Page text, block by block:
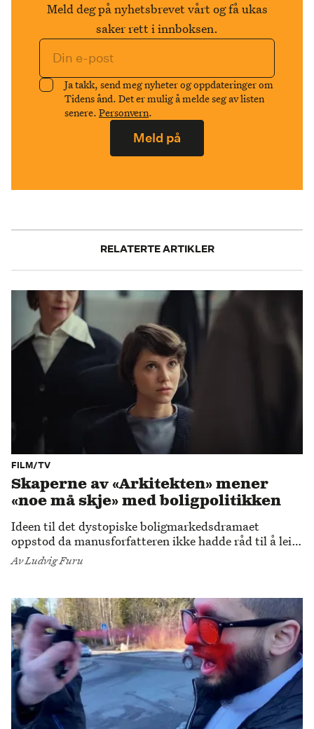
Meld deg på nyhetsbrevet vårt og få ukas
saker rett i innboksen.
Ja takk, send meg nyheter og oppdateringer om
Tidens ånd. Det er mulig å melde seg av listen
senere. Personvern.
Meld på
RELATERTE ARTIKLER
FILM/TV
Skaperne av «Arkitekten» mener
«noe må skje» med boligpolitikken
Ideen til det dystopiske boligmarkedsdramaet
oppstod da manusforfatteren ikke hadde råd til å leie
annet enn en parkeringsplass. Det førte til en
kontrakt med Viaplay, og en utmerkelse under
AvLudvig Furu